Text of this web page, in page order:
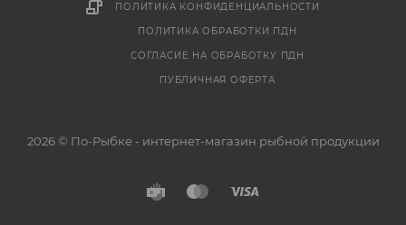
ПОЛИТИКА КОНФИДЕНЦИАЛЬНОСТИ
ПОЛИТИКА ОБРАБОТКИ ПДН
СОГЛАСИЕ НА ОБРАБОТКУ ПДН
ПУБЛИЧНАЯ ОФЕРТА
2026 © По-Рыбке - интернет-магазин рыбной продукции